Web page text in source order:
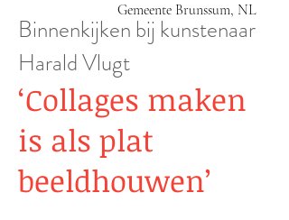
Gemeente Brunssum, NL
Binnenkijken bij kunstenaar
Harald Vlugt
‘Collages maken
is als plat
beeldhouwen’